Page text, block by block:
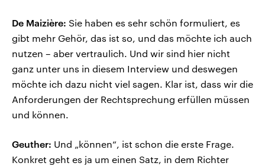
De Maizière: Sie haben es sehr schön formuliert, es
gibt mehr Gehör, das ist so, und das möchte ich auch
nutzen – aber vertraulich. Und wir sind hier nicht
ganz unter uns in diesem Interview und deswegen
möchte ich dazu nicht viel sagen. Klar ist, dass wir die
Anforderungen der Rechtsprechung erfüllen müssen
und können.
Geuther: Und „können“, ist schon die erste Frage.
Konkret geht es ja um einen Satz, in dem Richter